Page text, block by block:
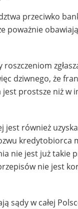
przeciwko
poważnie
dziwnego, że
prostsze niż w
jest również
kredytobiorca
nie jest już takie
nie jest
sądy w całej